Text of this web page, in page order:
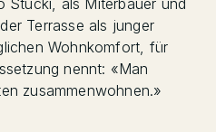
Stucki, als Miterbauer und
Terrasse als junger
Wohnkomfort, für
nennt: «Man
zusammenwohnen.»